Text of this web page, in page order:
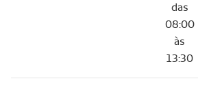
das
08:00
às
13:30